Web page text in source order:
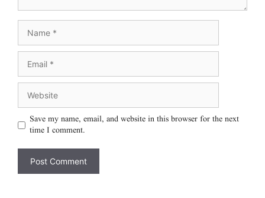
Save my name, email, and website in this browser for the next
time I comment.